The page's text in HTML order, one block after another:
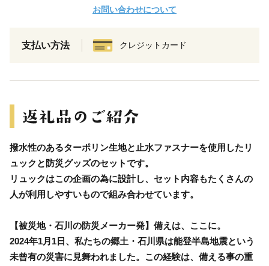
お問い合わせについて
支払い方法 クレジットカード
撥水性のあるターポリン生地と止水ファスナーを使用したリ
ュックと防災グッズのセットです。
リュックはこの企画の為に設計し、セット内容もたくさんの
人が利用しやすいもので組み合わせています。
【被災地・石川の防災メーカー発】備えは、ここに。
2024年1月1日、私たちの郷土・石川県は能登半島地震という
未曾有の災害に見舞われました。この経験は、備える事の重